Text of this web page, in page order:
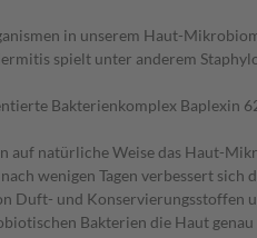
in unserem Haut-
spielt unter anderem
Bakterienkomplex Baplexin
auf natürliche Weise das Haut-
wenigen Tagen verbessert
Duft- und Konservierungsstoffen
Bakterien die Haut